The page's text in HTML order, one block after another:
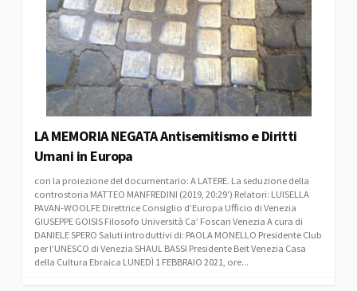
LA MEMORIA NEGATA Antisemitismo e Diritti
Umani in Europa
con la proiezione del documentario: A LATERE. La seduzione della
controstoria MATTEO MANFREDINI (2019, 20:29′) Relatori: LUISELLA
PAVAN-WOOLFE Direttrice Consiglio d’Europa Ufficio di Venezia
GIUSEPPE GOISIS Filosofo Università Ca’ Foscari Venezia A cura di
DANIELE SPERO Saluti introduttivi di: PAOLA MONELLO Presidente Club
per l’UNESCO di Venezia SHAUL BASSI Presidente Beit Venezia Casa
della Cultura Ebraica LUNEDÌ 1 FEBBRAIO 2021, ore...